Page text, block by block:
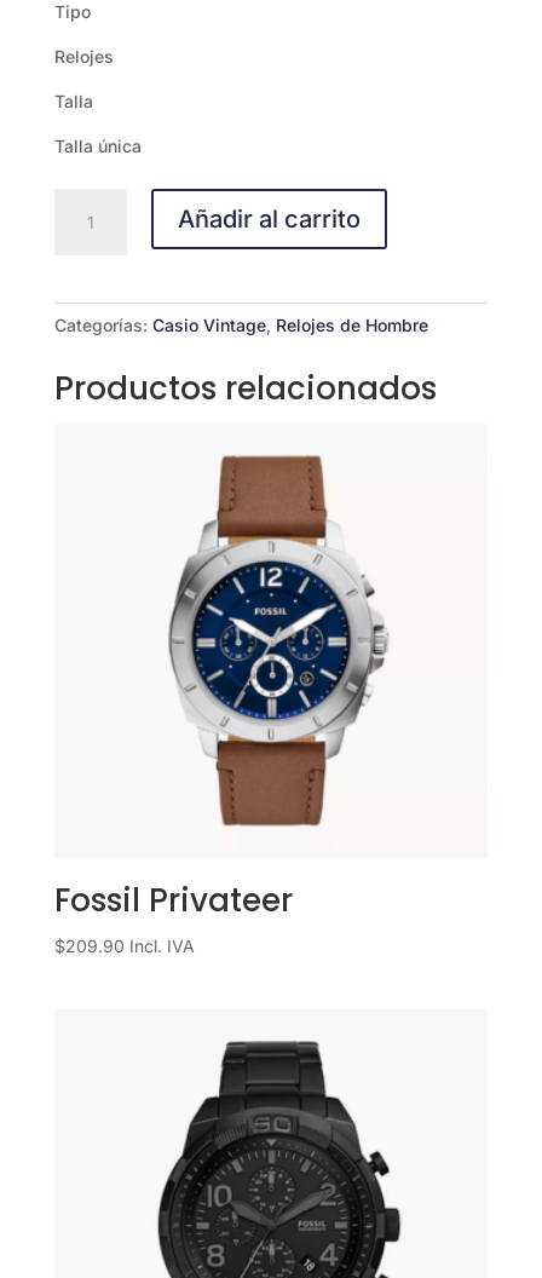
Tipo
Relojes
Talla
Talla única
cantidad
Añadir al carrito
Categorías: Casio Vintage, Relojes de Hombre
Productos relacionados
Fossil Privateer
$209.90 Incl. IVA